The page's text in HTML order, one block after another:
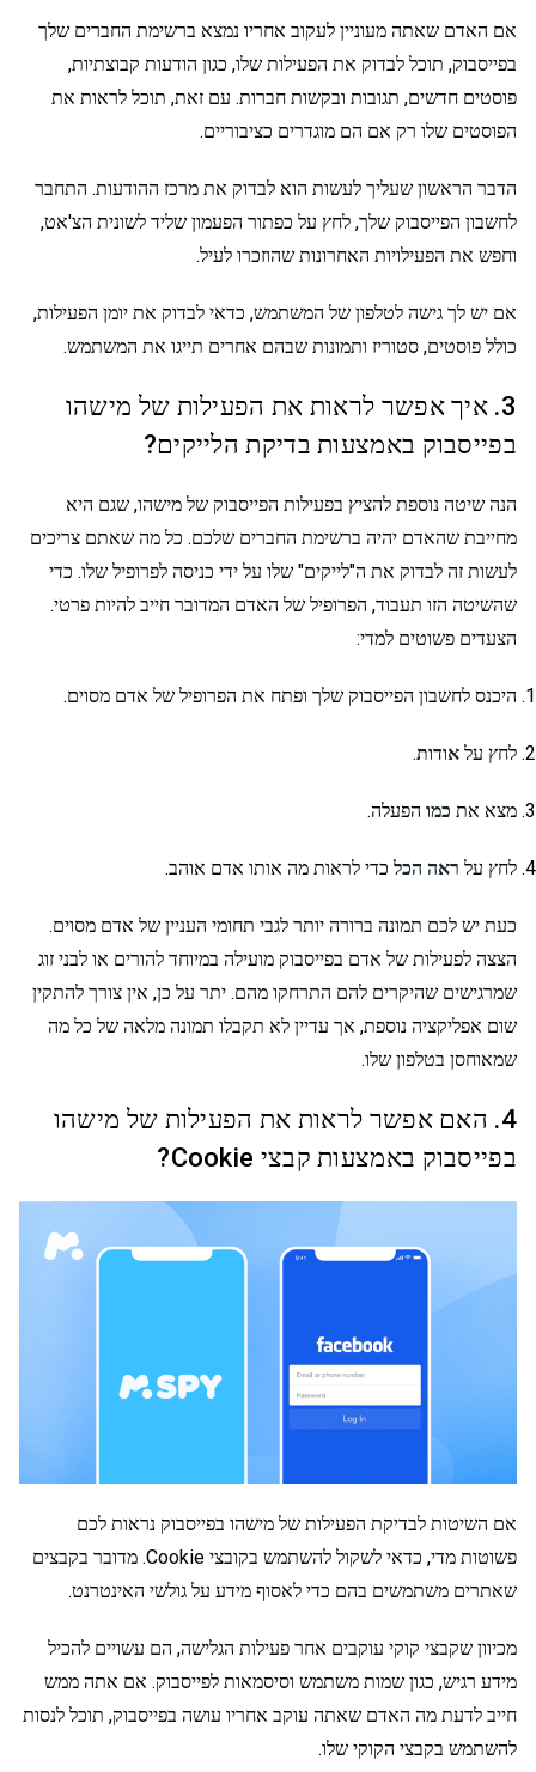
אם האדם שאתה מעוניין לעקוב אחריו נמצא ברשימת החברים שלך
בפייסבוק, תוכל לבדוק את הפעילות שלו, כגון הודעות קבוצתיות,
פוסטים חדשים, תגובות ובקשות חברות. עם זאת, תוכל לראות את
הפוסטים שלו רק אם הם מוגדרים כציבוריים.
הדבר הראשון שעליך לעשות הוא לבדוק את מרכז ההודעות. התחבר
לחשבון הפייסבוק שלך, לחץ על כפתור הפעמון שליד לשונית הצ'אט,
וחפש את הפעילויות האחרונות שהוזכרו לעיל.
אם יש לך גישה לטלפון של המשתמש, כדאי לבדוק את יומן הפעילות,
כולל פוסטים, סטוריז ותמונות שבהם אחרים תייגו את המשתמש.
3. איך אפשר לראות את הפעילות של מישהו
בפייסבוק באמצעות בדיקת הלייקים?
הנה שיטה נוספת להציץ בפעילות הפייסבוק של מישהו, שגם היא
מחייבת שהאדם יהיה ברשימת החברים שלכם. כל מה שאתם צריכים
לעשות זה לבדוק את ה"לייקים" שלו על ידי כניסה לפרופיל שלו. כדי
שהשיטה הזו תעבוד, הפרופיל של האדם המדובר חייב להיות פרטי.
הצעדים פשוטים למדי:
היכנס לחשבון הפייסבוק שלך ופתח את הפרופיל של אדם מסוים.
לחץ על אודות.
מצא את כמו הפעלה.
לחץ על ראה הכל כדי לראות מה אותו אדם אוהב.
כעת יש לכם תמונה ברורה יותר לגבי תחומי העניין של אדם מסוים.
הצצה לפעילות של אדם בפייסבוק מועילה במיוחד להורים או לבני זוג
שמרגישים שהיקרים להם התרחקו מהם. יתר על כן, אין צורך להתקין
שום אפליקציה נוספת, אך עדיין לא תקבלו תמונה מלאה של כל מה
שמאוחסן בטלפון שלו.
4. האם אפשר לראות את הפעילות של מישהו
בפייסבוק באמצעות קבצי Cookie?
אם השיטות לבדיקת הפעילות של מישהו בפייסבוק נראות לכם
פשוטות מדי, כדאי לשקול להשתמש בקובצי Cookie. מדובר בקבצים
שאתרים משתמשים בהם כדי לאסוף מידע על גולשי האינטרנט.
מכיוון שקבצי קוקי עוקבים אחר פעילות הגלישה, הם עשויים להכיל
מידע רגיש, כגון שמות משתמש וסיסמאות לפייסבוק. אם אתה ממש
חייב לדעת מה האדם שאתה עוקב אחריו עושה בפייסבוק, תוכל לנסות
להשתמש בקבצי הקוקי שלו.